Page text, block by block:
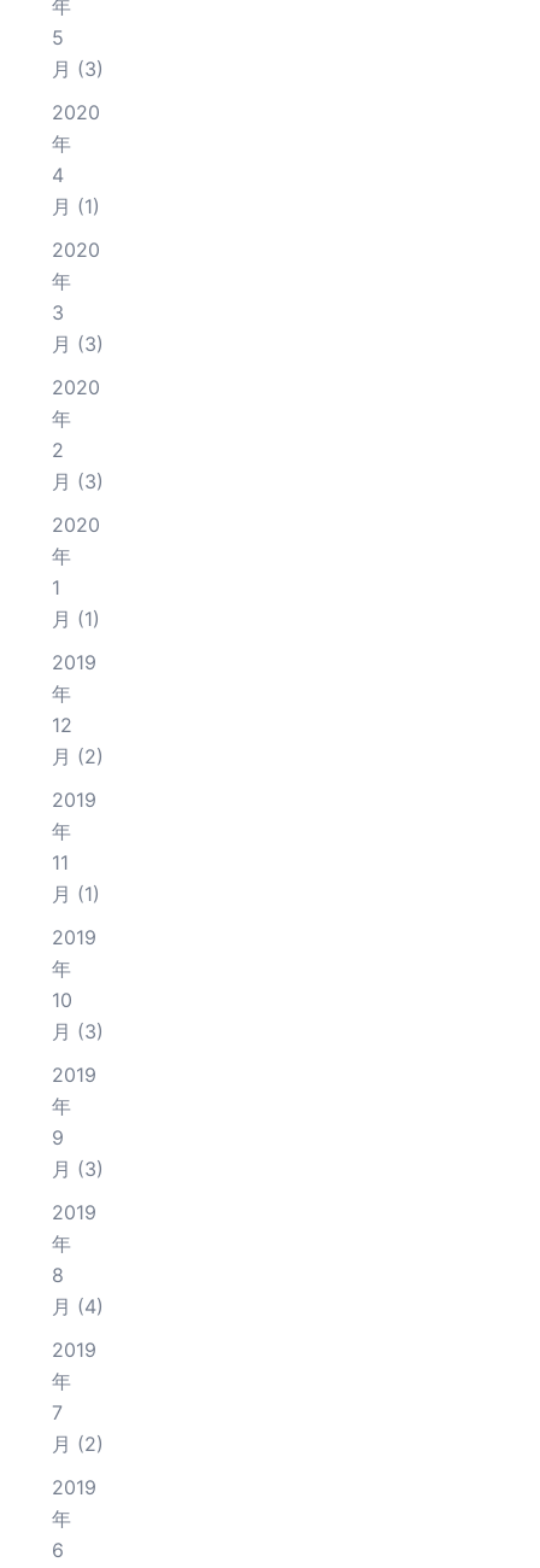
年
5
月 (3)
2020
年
4
月 (1)
2020
年
3
月 (3)
2020
年
2
月 (3)
2020
年
1
月 (1)
2019
年
12
月 (2)
2019
年
11
月 (1)
2019
年
10
月 (3)
2019
年
9
月 (3)
2019
年
8
月 (4)
2019
年
7
月 (2)
2019
年
6